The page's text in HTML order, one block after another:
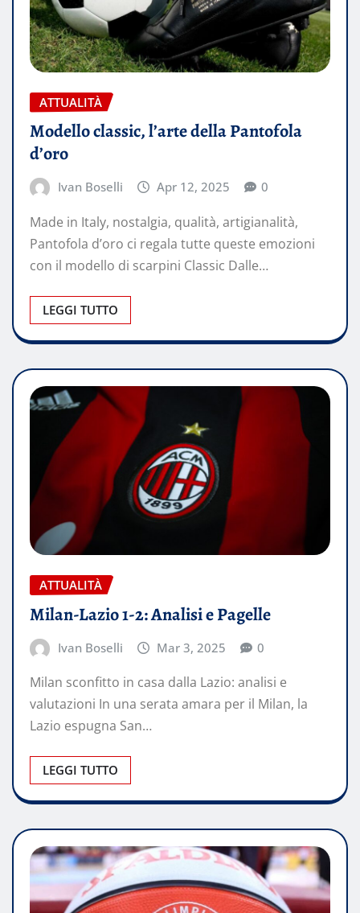
ATTUALITÀ
Modello classic, l’arte della Pantofola
d’oro
Ivan Boselli Apr 12, 2025 0
Made in Italy, nostalgia, qualità, artigianalità,
Pantofola d’oro ci regala tutte queste emozioni
con il modello di scarpini Classic Dalle…
LEGGI TUTTO
ATTUALITÀ
Milan-Lazio 1-2: Analisi e Pagelle
Ivan Boselli Mar 3, 2025 0
Milan sconfitto in casa dalla Lazio: analisi e
valutazioni In una serata amara per il Milan, la
Lazio espugna San…
LEGGI TUTTO